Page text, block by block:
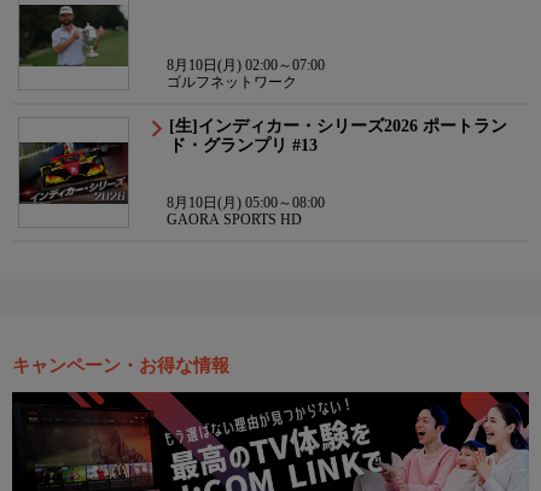
8月10日(月) 02:00～07:00
ゴルフネットワーク
[生]インディカー・シリーズ2026 ポートラン
ド・グランプリ #13
8月10日(月) 05:00～08:00
GAORA SPORTS HD
キャンペーン・お得な情報